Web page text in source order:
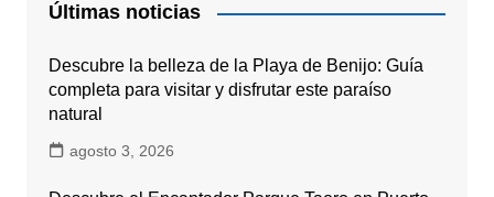
Últimas noticias
Descubre la belleza de la Playa de Benijo: Guía
completa para visitar y disfrutar este paraíso
natural
agosto 3, 2026